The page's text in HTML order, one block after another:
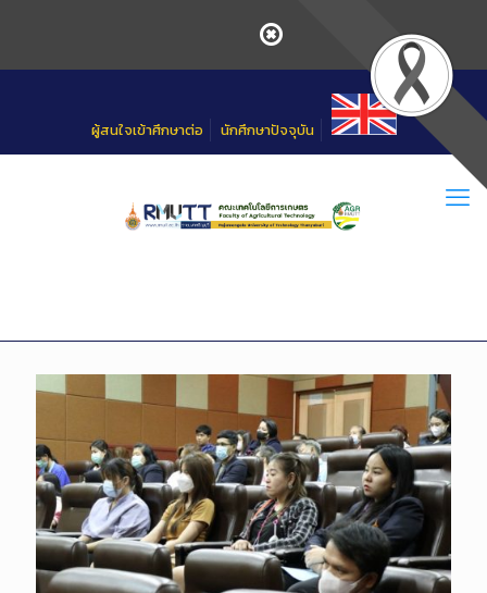
ผู้สนใจเข้าศึกษาต่อ นักศึกษาปัจจุบัน